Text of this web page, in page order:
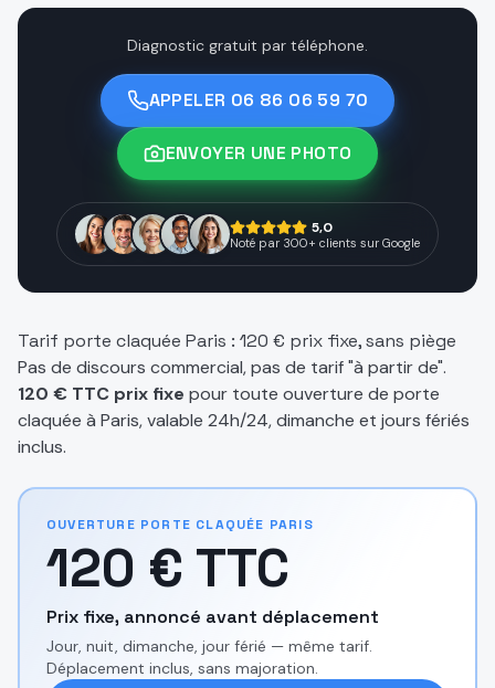
Diagnostic gratuit par téléphone.
APPELER 06 86 06 59 70
ENVOYER UNE PHOTO
5,0
Noté par 300+ clients sur Google
Tarif porte claquée Paris : 120 € prix fixe, sans piège
Pas de discours commercial, pas de tarif "à partir de".
120 € TTC prix fixe pour toute ouverture de porte
claquée à Paris, valable 24h/24, dimanche et jours fériés
inclus.
OUVERTURE PORTE CLAQUÉE PARIS
120 € TTC
Prix fixe, annoncé avant déplacement
Jour, nuit, dimanche, jour férié — même tarif.
Déplacement inclus, sans majoration.